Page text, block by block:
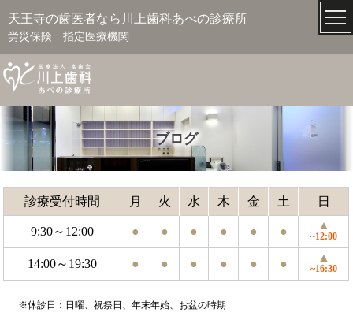
天王寺の歯医者なら川上歯科あべの診療所
労災保険 指定医療機関
ブログ
診療受付時間 月 火 水 木 金 土 日
9:30～12:00 ● ● ● ● ● ● ▲
~12:00
14:00～19:30 ● ● ● ● ● ● ▲
~16:30
※休診日：日曜、祝祭日、年末年始、お盆の時期